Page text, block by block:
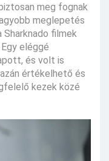
meg fognak
meglepetés
Sharknado filmek
eléggé
és volt is
értékelhető és
kezek közé